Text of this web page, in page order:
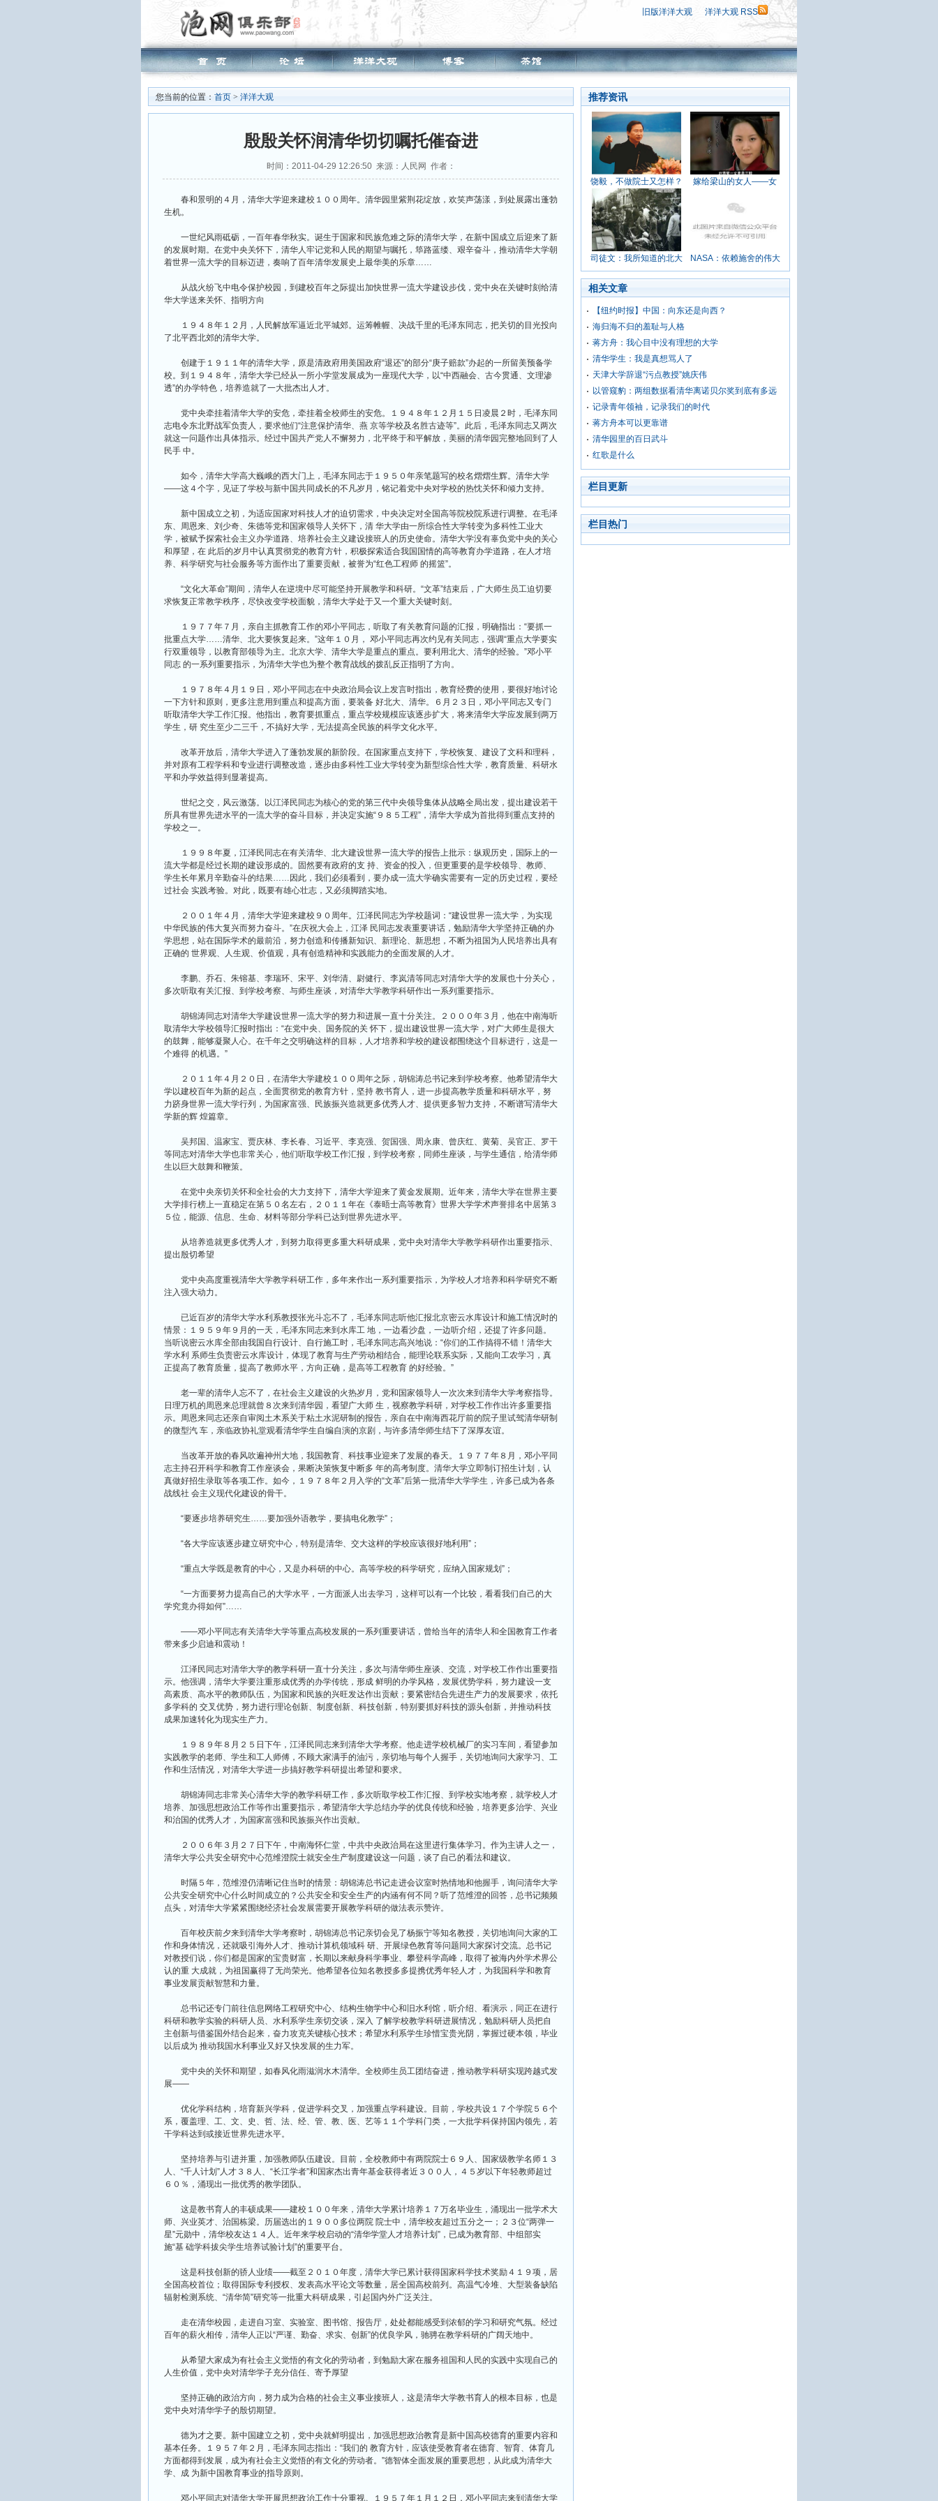
旧版洋洋大观 洋洋大观 RSS
您当前的位置： 首页 > 洋洋大观
殷殷关怀润清华切切嘱托催奋进
时间：2011-04-29 12:26:50 来源：人民网 作者：
春和景明的４月，清华大学迎来建校１００周年。清华园里紫荆花绽放，欢笑声荡漾，到处展露出蓬勃
生机。
一世纪风雨砥砺，一百年春华秋实。诞生于国家和民族危难之际的清华大学，在新中国成立后迎来了新
的发展时期。在党中央关怀下，清华人牢记党和人民的期望与嘱托，筚路蓝缕、艰辛奋斗，推动清华大学朝
着世界一流大学的目标迈进，奏响了百年清华发展史上最华美的乐章……
从战火纷飞中电令保护校园，到建校百年之际提出加快世界一流大学建设步伐，党中央在关键时刻给清
华大学送来关怀、指明方向
１９４８年１２月，人民解放军逼近北平城郊。运筹帷幄、决战千里的毛泽东同志，把关切的目光投向
了北平西北郊的清华大学。
创建于１９１１年的清华大学，原是清政府用美国政府“退还”的部分“庚子赔款”办起的一所留美预备学
校。到１９４８年，清华大学已经从一所小学堂发展成为一座现代大学，以“中西融会、古今贯通、文理渗
透”的办学特色，培养造就了一大批杰出人才。
党中央牵挂着清华大学的安危，牵挂着全校师生的安危。１９４８年１２月１５日凌晨２时，毛泽东同
志电令东北野战军负责人，要求他们“注意保护清华、燕 京等学校及名胜古迹等”。此后，毛泽东同志又两次
就这一问题作出具体指示。经过中国共产党人不懈努力，北平终于和平解放，美丽的清华园完整地回到了人
民手 中。
如今，清华大学高大巍峨的西大门上，毛泽东同志于１９５０年亲笔题写的校名熠熠生辉。清华大学
——这４个字，见证了学校与新中国共同成长的不凡岁月，铭记着党中央对学校的热忱关怀和倾力支持。
新中国成立之初，为适应国家对科技人才的迫切需求，中央决定对全国高等院校院系进行调整。在毛泽
东、周恩来、刘少奇、朱德等党和国家领导人关怀下，清 华大学由一所综合性大学转变为多科性工业大
学，被赋予探索社会主义办学道路、培养社会主义建设接班人的历史使命。清华大学没有辜负党中央的关心
和厚望，在 此后的岁月中认真贯彻党的教育方针，积极探索适合我国国情的高等教育办学道路，在人才培
养、科学研究与社会服务等方面作出了重要贡献，被誉为“红色工程师 的摇篮”。
“文化大革命”期间，清华人在逆境中尽可能坚持开展教学和科研。“文革”结束后，广大师生员工迫切要
求恢复正常教学秩序，尽快改变学校面貌，清华大学处于又一个重大关键时刻。
１９７７年７月，亲自主抓教育工作的邓小平同志，听取了有关教育问题的汇报，明确指出：“要抓一
批重点大学……清华、北大要恢复起来。”这年１０月， 邓小平同志再次约见有关同志，强调“重点大学要实
行双重领导，以教育部领导为主。北京大学、清华大学是重点的重点。要利用北大、清华的经验。”邓小平
同志 的一系列重要指示，为清华大学也为整个教育战线的拨乱反正指明了方向。
１９７８年４月１９日，邓小平同志在中央政治局会议上发言时指出，教育经费的使用，要很好地讨论
一下方针和原则，更多注意用到重点和提高方面，要装备 好北大、清华。６月２３日，邓小平同志又专门
听取清华大学工作汇报。他指出，教育要抓重点，重点学校规模应该逐步扩大，将来清华大学应发展到两万
学生，研 究生至少二三千，不搞好大学，无法提高全民族的科学文化水平。
改革开放后，清华大学进入了蓬勃发展的新阶段。在国家重点支持下，学校恢复、建设了文科和理科，
并对原有工程学科和专业进行调整改造，逐步由多科性工业大学转变为新型综合性大学，教育质量、科研水
平和办学效益得到显著提高。
世纪之交，风云激荡。以江泽民同志为核心的党的第三代中央领导集体从战略全局出发，提出建设若干
所具有世界先进水平的一流大学的奋斗目标，并决定实施“９８５工程”，清华大学成为首批得到重点支持的
学校之一。
１９９８年夏，江泽民同志在有关清华、北大建设世界一流大学的报告上批示：纵观历史，国际上的一
流大学都是经过长期的建设形成的。固然要有政府的支 持、资金的投入，但更重要的是学校领导、教师、
学生长年累月辛勤奋斗的结果……因此，我们必须看到，要办成一流大学确实需要有一定的历史过程，要经
过社会 实践考验。对此，既要有雄心壮志，又必须脚踏实地。
２００１年４月，清华大学迎来建校９０周年。江泽民同志为学校题词：“建设世界一流大学，为实现
中华民族的伟大复兴而努力奋斗。”在庆祝大会上，江泽 民同志发表重要讲话，勉励清华大学坚持正确的办
学思想，站在国际学术的最前沿，努力创造和传播新知识、新理论、新思想，不断为祖国为人民培养出具有
正确的 世界观、人生观、价值观，具有创造精神和实践能力的全面发展的人才。
李鹏、乔石、朱镕基、李瑞环、宋平、刘华清、尉健行、李岚清等同志对清华大学的发展也十分关心，
多次听取有关汇报、到学校考察、与师生座谈，对清华大学教学科研作出一系列重要指示。
胡锦涛同志对清华大学建设世界一流大学的努力和进展一直十分关注。２０００年３月，他在中南海听
取清华大学校领导汇报时指出：“在党中央、国务院的关 怀下，提出建设世界一流大学，对广大师生是很大
的鼓舞，能够凝聚人心。在千年之交明确这样的目标，人才培养和学校的建设都围绕这个目标进行，这是一
个难得 的机遇。”
２０１１年４月２０日，在清华大学建校１００周年之际，胡锦涛总书记来到学校考察。他希望清华大
学以建校百年为新的起点，全面贯彻党的教育方针，坚持 教书育人，进一步提高教学质量和科研水平，努
力跻身世界一流大学行列，为国家富强、民族振兴造就更多优秀人才、提供更多智力支持，不断谱写清华大
学新的辉 煌篇章。
吴邦国、温家宝、贾庆林、李长春、习近平、李克强、贺国强、周永康、曾庆红、黄菊、吴官正、罗干
等同志对清华大学也非常关心，他们听取学校工作汇报，到学校考察，同师生座谈，与学生通信，给清华师
生以巨大鼓舞和鞭策。
在党中央亲切关怀和全社会的大力支持下，清华大学迎来了黄金发展期。近年来，清华大学在世界主要
大学排行榜上一直稳定在第５０名左右，２０１１年在《泰晤士高等教育》世界大学学术声誉排名中居第３
５位，能源、信息、生命、材料等部分学科已达到世界先进水平。
从培养造就更多优秀人才，到努力取得更多重大科研成果，党中央对清华大学教学科研作出重要指示、
提出殷切希望
党中央高度重视清华大学教学科研工作，多年来作出一系列重要指示，为学校人才培养和科学研究不断
注入强大动力。
已近百岁的清华大学水利系教授张光斗忘不了，毛泽东同志听他汇报北京密云水库设计和施工情况时的
情景：１９５９年９月的一天，毛泽东同志来到水库工 地，一边看沙盘，一边听介绍，还提了许多问题。
当听说密云水库全部由我国自行设计、自行施工时，毛泽东同志高兴地说：“你们的工作搞得不错！清华大
学水利 系师生负责密云水库设计，体现了教育与生产劳动相结合，能理论联系实际，又能向工农学习，真
正提高了教育质量，提高了教师水平，方向正确，是高等工程教育 的好经验。”
老一辈的清华人忘不了，在社会主义建设的火热岁月，党和国家领导人一次次来到清华大学考察指导。
日理万机的周恩来总理就曾８次来到清华园，看望广大师 生，视察教学科研，对学校工作作出许多重要指
示。周恩来同志还亲自审阅土木系关于粘土水泥研制的报告，亲自在中南海西花厅前的院子里试驾清华研制
的微型汽 车，亲临政协礼堂观看清华学生自编自演的京剧，与许多清华师生结下了深厚友谊。
当改革开放的春风吹遍神州大地，我国教育、科技事业迎来了发展的春天。１９７７年８月，邓小平同
志主持召开科学和教育工作座谈会，果断决策恢复中断多 年的高考制度。清华大学立即制订招生计划，认
真做好招生录取等各项工作。如今，１９７８年２月入学的“文革”后第一批清华大学学生，许多已成为各条
战线社 会主义现代化建设的骨干。
“要逐步培养研究生……要加强外语教学，要搞电化教学”；
“各大学应该逐步建立研究中心，特别是清华、交大这样的学校应该很好地利用”；
“重点大学既是教育的中心，又是办科研的中心。高等学校的科学研究，应纳入国家规划”；
“一方面要努力提高自己的大学水平，一方面派人出去学习，这样可以有一个比较，看看我们自己的大
学究竟办得如何”……
——邓小平同志有关清华大学等重点高校发展的一系列重要讲话，曾给当年的清华人和全国教育工作者
带来多少启迪和震动！
江泽民同志对清华大学的教学科研一直十分关注，多次与清华师生座谈、交流，对学校工作作出重要指
示。他强调，清华大学要注重形成优秀的办学传统，形成 鲜明的办学风格，发展优势学科，努力建设一支
高素质、高水平的教师队伍，为国家和民族的兴旺发达作出贡献；要紧密结合先进生产力的发展要求，依托
多学科的 交叉优势，努力进行理论创新、制度创新、科技创新，特别要抓好科技的源头创新，并推动科技
成果加速转化为现实生产力。
１９８９年８月２５日下午，江泽民同志来到清华大学考察。他走进学校机械厂的实习车间，看望参加
实践教学的老师、学生和工人师傅，不顾大家满手的油污，亲切地与每个人握手，关切地询问大家学习、工
作和生活情况，对清华大学进一步搞好教学科研提出希望和要求。
胡锦涛同志非常关心清华大学的教学科研工作，多次听取学校工作汇报、到学校实地考察，就学校人才
培养、加强思想政治工作等作出重要指示，希望清华大学总结办学的优良传统和经验，培养更多治学、兴业
和治国的优秀人才，为国家富强和民族振兴作出贡献。
２００６年３月２７日下午，中南海怀仁堂，中共中央政治局在这里进行集体学习。作为主讲人之一，
清华大学公共安全研究中心范维澄院士就安全生产制度建设这一问题，谈了自己的看法和建议。
时隔５年，范维澄仍清晰记住当时的情景：胡锦涛总书记走进会议室时热情地和他握手，询问清华大学
公共安全研究中心什么时间成立的？公共安全和安全生产的内涵有何不同？听了范维澄的回答，总书记频频
点头，对清华大学紧紧围绕经济社会发展需要开展教学科研的做法表示赞许。
百年校庆前夕来到清华大学考察时，胡锦涛总书记亲切会见了杨振宁等知名教授，关切地询问大家的工
作和身体情况，还就吸引海外人才、推动计算机领域科 研、开展绿色教育等问题同大家探讨交流。总书记
对教授们说，你们都是国家的宝贵财富，长期以来献身科学事业、攀登科学高峰，取得了被海内外学术界公
认的重 大成就，为祖国赢得了无尚荣光。他希望各位知名教授多多提携优秀年轻人才，为我国科学和教育
事业发展贡献智慧和力量。
总书记还专门前往信息网络工程研究中心、结构生物学中心和旧水利馆，听介绍、看演示，同正在进行
科研和教学实验的科研人员、水利系学生亲切交谈，深入 了解学校教学科研进展情况，勉励科研人员把自
主创新与借鉴国外结合起来，奋力攻克关键核心技术；希望水利系学生珍惜宝贵光阴，掌握过硬本领，毕业
以后成为 推动我国水利事业又好又快发展的生力军。
党中央的关怀和期望，如春风化雨滋润水木清华。全校师生员工团结奋进，推动教学科研实现跨越式发
展——
优化学科结构，培育新兴学科，促进学科交叉，加强重点学科建设。目前，学校共设１７个学院５６个
系，覆盖理、工、文、史、哲、法、经、管、教、医、艺等１１个学科门类，一大批学科保持国内领先，若
干学科达到或接近世界先进水平。
坚持培养与引进并重，加强教师队伍建设。目前，全校教师中有两院院士６９人、国家级教学名师１３
人、“千人计划”人才３８人、“长江学者”和国家杰出青年基金获得者近３００人，４５岁以下年轻教师超过
６０％，涌现出一批优秀的教学团队。
这是教书育人的丰硕成果——建校１００年来，清华大学累计培养１７万名毕业生，涌现出一批学术大
师、兴业英才、治国栋梁。历届选出的１９００多位两院 院士中，清华校友超过五分之一；２３位“两弹一
星”元勋中，清华校友达１４人。近年来学校启动的“清华学堂人才培养计划”，已成为教育部、中组部实
施“基 础学科拔尖学生培养试验计划”的重要平台。
这是科技创新的骄人业绩——截至２０１０年度，清华大学已累计获得国家科学技术奖励４１９项，居
全国高校首位；取得国际专利授权、发表高水平论文等数量，居全国高校前列。高温气冷堆、大型装备缺陷
辐射检测系统、“清华简”研究等一批重大科研成果，引起国内外广泛关注。
走在清华校园，走进自习室、实验室、图书馆、报告厅，处处都能感受到浓郁的学习和研究气氛。经过
百年的薪火相传，清华人正以“严谨、勤奋、求实、创新”的优良学风，驰骋在教学科研的广阔天地中。
从希望大家成为有社会主义觉悟的有文化的劳动者，到勉励大家在服务祖国和人民的实践中实现自己的
人生价值，党中央对清华学子充分信任、寄予厚望
坚持正确的政治方向，努力成为合格的社会主义事业接班人，这是清华大学教书育人的根本目标，也是
党中央对清华学子的殷切期望。
德为才之要。新中国建立之初，党中央就鲜明提出，加强思想政治教育是新中国高校德育的重要内容和
基本任务。１９５７年２月，毛泽东同志指出：“我们的 教育方针，应该使受教育者在德育、智育、体育几
方面都得到发展，成为有社会主义觉悟的有文化的劳动者。”德智体全面发展的重要思想，从此成为清华大
学、成 为新中国教育事业的指导原则。
邓小平同志对清华大学开展思想政治工作十分重视。１９５７年１月１２日，邓小平同志来到清华大学
推荐资讯
饶毅，不做院士又怎样？ 嫁给梁山的女人——女
司徒文：我所知道的北大 NASA：依赖施舍的伟大
相关文章
【纽约时报】中国：向东还是向西？
海归海不归的羞耻与人格
蒋方舟：我心目中没有理想的大学
清华学生：我是真想骂人了
天津大学辞退“污点教授”姚庆伟
以管窥豹：两组数据看清华离诺贝尔奖到底有多远
记录青年领袖，记录我们的时代
蒋方舟本可以更靠谱
清华园里的百日武斗
红歌是什么
栏目更新
栏目热门